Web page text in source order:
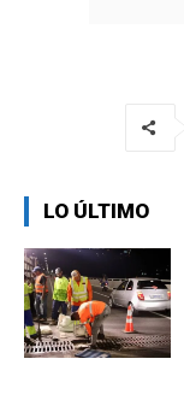
LO ÚLTIMO